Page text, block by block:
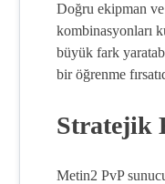
Doğru ekipman ve
kombinasyonları
büyük fark
bir öğrenme
Stratejik
Metin2 PvP